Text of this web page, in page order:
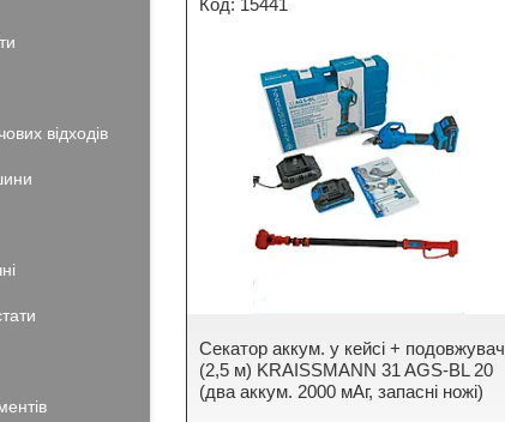
15441
Секатор аккум. у кейсі + подовжувач
(2,5 м) KRAISSMANN 31 AGS-BL 20
(два аккум. 2000 мАг, запасні ножі)
відходів